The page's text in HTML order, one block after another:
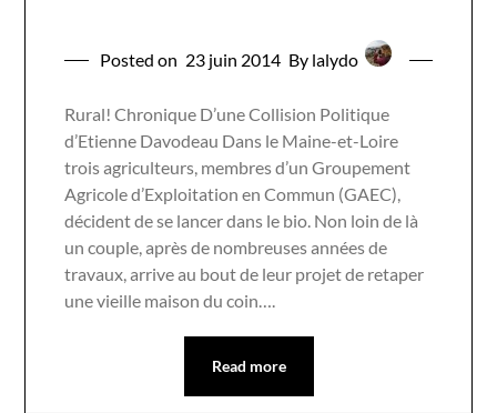
Posted on 23 juin 2014 By lalydo
Rural! Chronique D’une Collision Politique
d’Etienne Davodeau Dans le Maine-et-Loire
trois agriculteurs, membres d’un Groupement
Agricole d’Exploitation en Commun (GAEC),
décident de se lancer dans le bio. Non loin de là
un couple, après de nombreuses années de
travaux, arrive au bout de leur projet de retaper
une vieille maison du coin….
Read more